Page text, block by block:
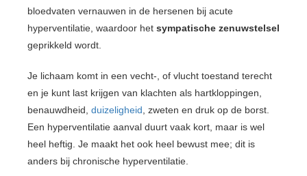
bloedvaten vernauwen in de hersenen bij acute
hyperventilatie, waardoor het sympatische zenuwstelsel
geprikkeld wordt.
Je lichaam komt in een vecht-, of vlucht toestand terecht
en je kunt last krijgen van klachten als hartkloppingen,
benauwdheid, duizeligheid , zweten en druk op de borst.
Een hyperventilatie aanval duurt vaak kort, maar is wel
heel heftig. Je maakt het ook heel bewust mee; dit is
anders bij chronische hyperventilatie.